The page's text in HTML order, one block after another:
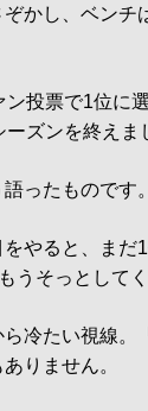
かし、ベンチ
投票で1位に
ズンを終えま
ったものです。
やると、まだ
うそっとして
冷たい視線。
りません。